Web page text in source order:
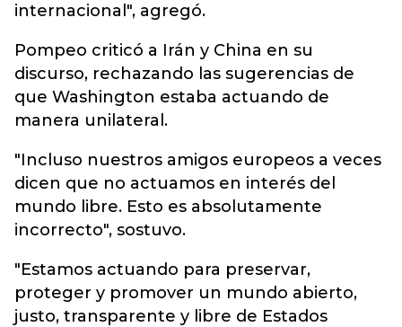
internacional", agregó.
Pompeo criticó a Irán y China en su
discurso, rechazando las sugerencias de
que Washington estaba actuando de
manera unilateral.
"Incluso nuestros amigos europeos a veces
dicen que no actuamos en interés del
mundo libre. Esto es absolutamente
incorrecto", sostuvo.
"Estamos actuando para preservar,
proteger y promover un mundo abierto,
justo, transparente y libre de Estados